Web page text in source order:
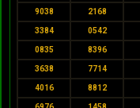
9038 2168
3384 0542
0835 8396
3638 7714
4016 8812